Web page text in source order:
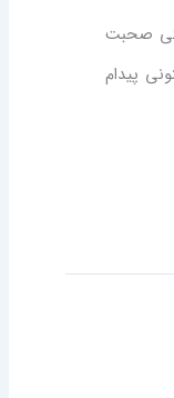
صحبت
پیدام